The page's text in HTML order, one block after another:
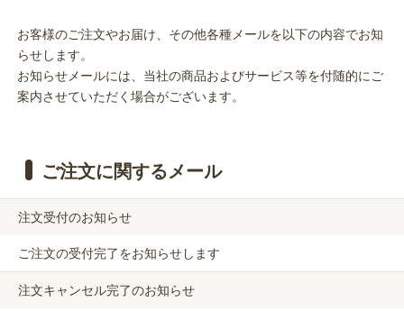
お客様のご注文やお届け、その他各種メールを以下の内容でお知
らせします。
お知らせメールには、当社の商品およびサービス等を付随的にご
案内させていただく場合がございます。
ご注文に関するメール
注文受付のお知らせ
ご注文の受付完了をお知らせします
注文キャンセル完了のお知らせ